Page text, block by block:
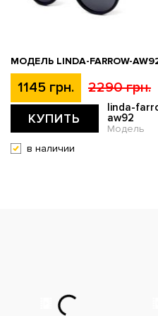
МОДЕЛЬ LINDA-FARROW-
1145 грн. 2290 грн.
КУПИТЬ
linda-
aw92
Модель
в наличии